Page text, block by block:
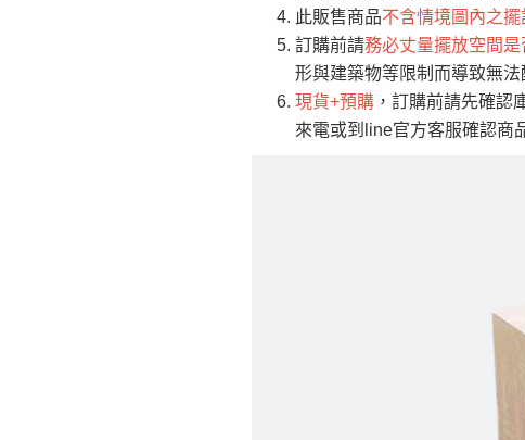
此販售商品不含情境圖內之擺
訂購前請務必丈量擺放空間
形與建築物等限制而導致無
現貨+預購 ，訂購前請先確認
來電或到line官方客服確認商
桃園
接單後二日內(不含例
（線上客服 LINE →
下單前先詢問是否現
（洽詢方式請搜尋 L
運送範圍：限定北至
苗栗至基隆；其它地
保護物流人員的工作
因大型傢俱有組裝、
會再與您通知，讓你
由於百貨公司配送較